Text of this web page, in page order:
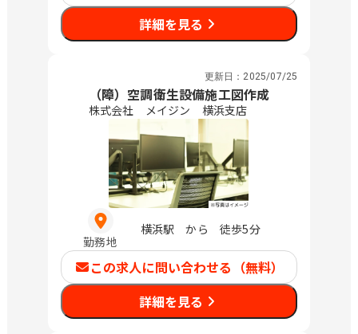
詳細を見る
更新日： 2025/07/25
（障）空調衛生設備施工図作成
株式会社 メイジン 横浜支店
勤務地
横浜駅 から 徒歩5分
この求人に問い合わせる（無料）
詳細を見る